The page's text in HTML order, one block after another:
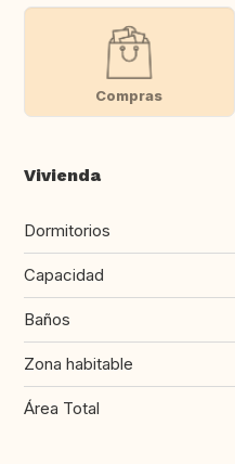
Compras
Vivienda
Dormitorios
Capacidad
Baños
Zona habitable
Área Total